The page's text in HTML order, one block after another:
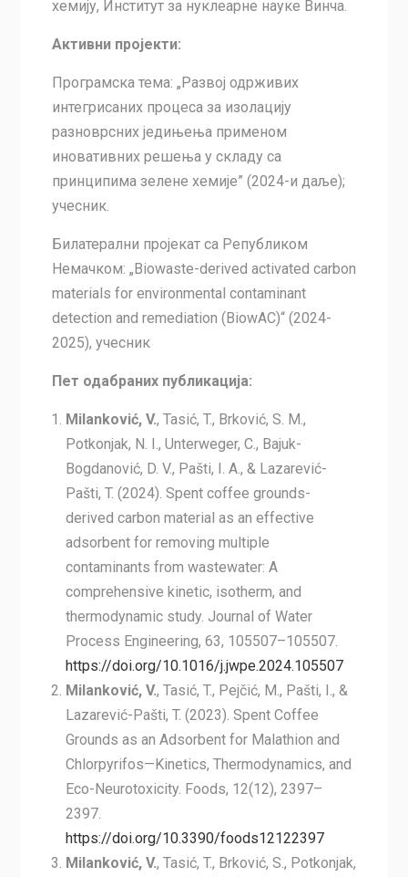
хемију, Институт за нуклеарне науке Винча.
Активни пројекти:
Програмска тема: „Развој одрживих
интегрисаних процеса за изолацију
разноврсних једињења применом
иновативних решења у складу са
принципима зелене хемије” (2024-и даље);
учесник.
Билатерални пројекат са Републиком
Немачком: „Biowaste-derived activated carbon
materials for environmental contaminant
detection and remediation (BiowAC)“ (2024-
2025), учесник
Пет одабраних публикација:
Milanković, V., Tasić, T., Brković, S. M.,
Potkonjak, N. I., Unterweger, C., Bajuk-
Bogdanović, D. V., Pašti, I. A., & Lazarević-
Pašti, T. (2024). Spent coffee grounds-
derived carbon material as an effective
adsorbent for removing multiple
contaminants from wastewater: A
comprehensive kinetic, isotherm, and
thermodynamic study. Journal of Water
Process Engineering, 63, 105507–105507.
https://doi.org/10.1016/j.jwpe.2024.105507
Milanković, V., Tasić, T., Pejčić, M., Pašti, I., &
Lazarević-Pašti, T. (2023). Spent Coffee
Grounds as an Adsorbent for Malathion and
Chlorpyrifos—Kinetics, Thermodynamics, and
Eco-Neurotoxicity. Foods, 12(12), 2397–
2397.
https://doi.org/10.3390/foods12122397
Milanković, V., Tasić, T., Brković, S., Potkonjak,